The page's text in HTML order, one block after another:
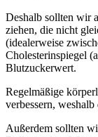
Deshalb sollten wir
ziehen, die nicht
(idealerweise
Cholesterinspiegel
Blutzuckerwert.
Regelmäßige
verbessern,
Außerdem sollten